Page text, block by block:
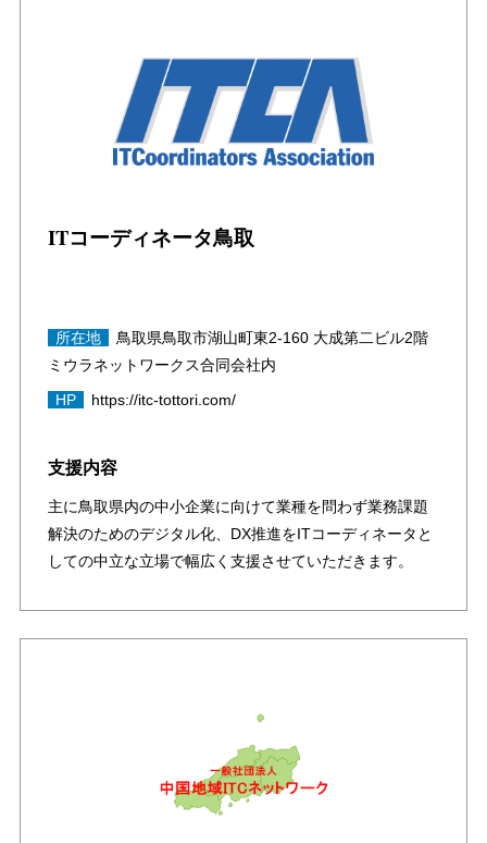
ITコーディネータ鳥取
所在地
鳥取県鳥取市湖山町東2-160 大成第二ビル2階
ミウラネットワークス合同会社内
HP
https://itc-tottori.com/
支援内容
主に鳥取県内の中小企業に向けて業種を問わず業務課題
解決のためのデジタル化、DX推進をITコーディネータと
しての中立な立場で幅広く支援させていただきます。